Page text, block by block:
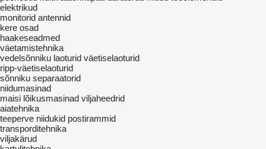
elektrikud
monitorid antennid
kere osad
haakeseadmed
väetamistehnika
vedelsõnniku laoturid väetiselaoturid
ripp-väetiselaoturid
sõnniku separaatorid
niidumasinad
maisi lõikusmasinad viljaheedrid
aiatehnika
teeperve niidukid postirammid
transporditehnika
viljakärud